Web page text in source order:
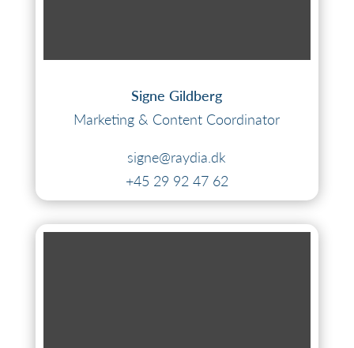
Signe Gildberg
Marketing & Content Coordinator
signe@raydia.dk
+45 29 92 47 62